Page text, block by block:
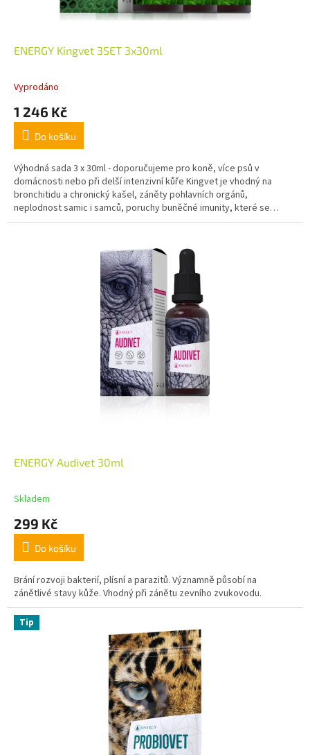
ENERGY Kingvet 3SET 3x30ml
Vyprodáno
1 246 Kč
Do košíku
Výhodná sada 3 x 30ml - doporučujeme pro koně, více psů v
domácnosti nebo při delší intenzivní kůře Kingvet je vhodný na
bronchitidu a chronický kašel, záněty pohlavních orgánů,
neplodnost samic i samců, poruchy buněčné imunity, které se
projevují bakteriálními infekcemi či nádory.
ENERGY Audivet 30ml
Skladem
299 Kč
Do košíku
Brání rozvoji bakterií, plísní a parazitů. Významně působí na
zánětlivé stavy kůže. Vhodný při zánětu zevního zvukovodu.
Tip